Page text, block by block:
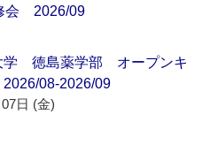
会 2026/09
学 徳島薬学部 オープンキ
08-2026/09
日 (金)